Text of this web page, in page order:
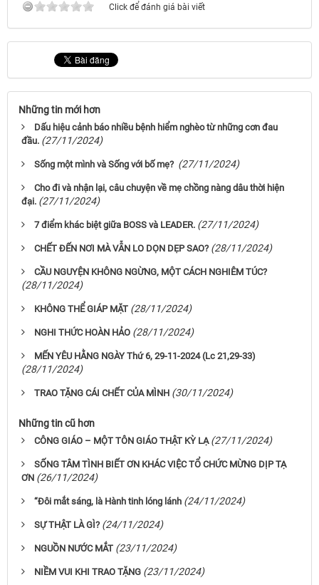
Click để đánh giá bài viết
Những tin mới hơn
Dấu hiệu cảnh báo nhiều bệnh hiểm nghèo từ những cơn đau
đầu. (27/11/2024)
Sống một mình và Sống với bố mẹ? (27/11/2024)
Cho đi và nhận lại, câu chuyện về mẹ chồng nàng dâu thời hiện
đại. (27/11/2024)
7 điểm khác biệt giữa BOSS và LEADER. (27/11/2024)
CHẾT ĐẾN NƠI MÀ VẪN LO DỌN DẸP SAO? (28/11/2024)
CẦU NGUYỆN KHÔNG NGỪNG, MỘT CÁCH NGHIÊM TÚC?
(28/11/2024)
KHÔNG THỂ GIÁP MẶT (28/11/2024)
NGHI THỨC HOÀN HẢO (28/11/2024)
MẾN YÊU HẰNG NGÀY Thứ 6, 29-11-2024 (Lc 21,29-33)
(28/11/2024)
TRAO TẶNG CÁI CHẾT CỦA MÌNH (30/11/2024)
Những tin cũ hơn
CÔNG GIÁO – MỘT TÔN GIÁO THẬT KỲ LẠ (27/11/2024)
SỐNG TÂM TÌNH BIẾT ƠN KHÁC VIỆC TỔ CHỨC MỪNG DỊP TẠ
ƠN (26/11/2024)
“Đôi mắt sáng, là Hành tinh lóng lánh (24/11/2024)
SỰ THẬT LÀ GÌ? (24/11/2024)
NGUỒN NƯỚC MẮT (23/11/2024)
NIỀM VUI KHI TRAO TẶNG (23/11/2024)